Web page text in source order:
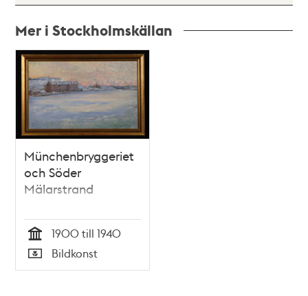
Mer i Stockholmskällan
Relaterade
poster
och
teman
Münchenbryggeriet
och Söder
Mälarstrand
Tid
1900 till 1940
Typ
Bildkonst